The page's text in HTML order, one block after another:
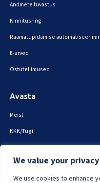
We value your privacy
We use cookies to enhance
Andmete tuvastus
Kinnitusring
Raamatupidamise
E-arved
Ostutellimused
Avasta
Meist
KKK/Tugi
Broneeri demo
Turvalisus ja privaatsus